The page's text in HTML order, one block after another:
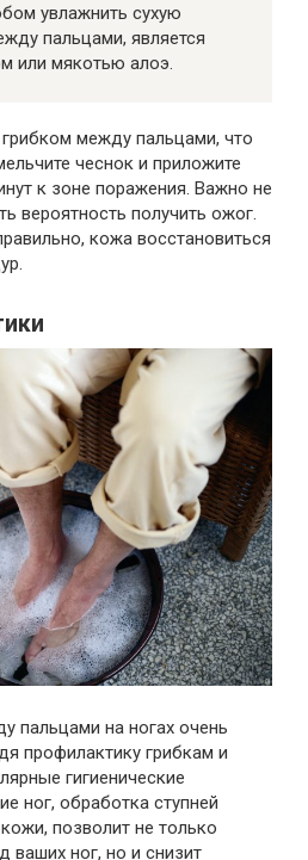
увлажнить сухую
пальцами, является
или мякотью алоэ.
между пальцами, что
чеснок и приложите
к зоне поражения. Важно не
вероятность получить ожог.
кожа восстановиться
пальцами на ногах очень
профилактику грибкам и
гигиенические
ног, обработка ступней
позволит не только
ваших ног, но и снизит